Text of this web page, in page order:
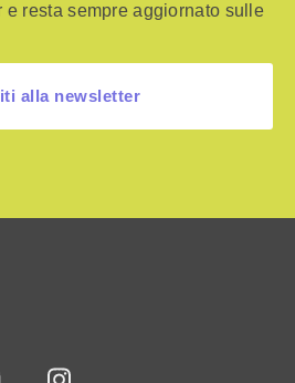
e resta sempre aggiornato sulle
alla newsletter